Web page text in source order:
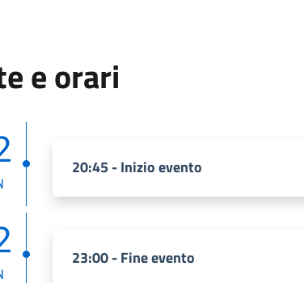
e orari
20:45 - Inizio evento
23:00 - Fine evento